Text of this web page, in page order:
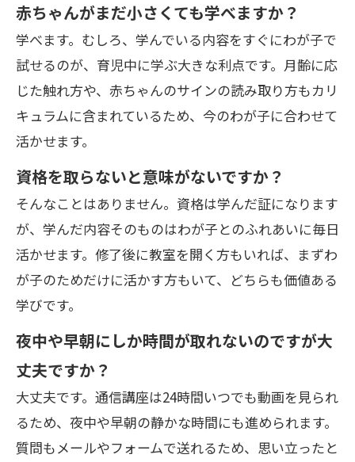
赤ちゃんがまだ小さくても学べますか？
学べます。むしろ、学んでいる内容をすぐにわが子で
試せるのが、育児中に学ぶ大きな利点です。月齢に応
じた触れ方や、赤ちゃんのサインの読み取り方もカリ
キュラムに含まれているため、今のわが子に合わせて
活かせます。
資格を取らないと意味がないですか？
そんなことはありません。資格は学んだ証になります
が、学んだ内容そのものはわが子とのふれあいに毎日
活かせます。修了後に教室を開く方もいれば、まずわ
が子のためだけに活かす方もいて、どちらも価値ある
学びです。
夜中や早朝にしか時間が取れないのですが大
丈夫ですか？
大丈夫です。通信講座は24時間いつでも動画を見られ
るため、夜中や早朝の静かな時間にも進められます。
質問もメールやフォームで送れるため、思い立ったと